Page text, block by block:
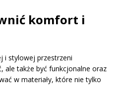
komfort i
i stylowej przestrzeni
ale także być funkcjonalne oraz
w materiały, które nie tylko